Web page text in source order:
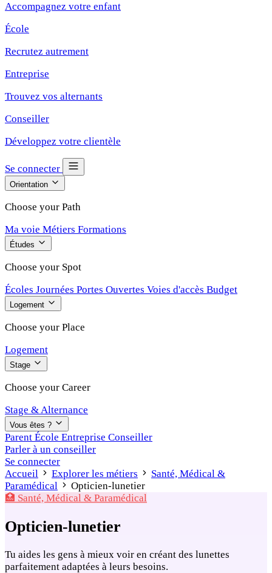
Accompagnez votre enfant
École
Recrutez autrement
Entreprise
Trouvez vos alternants
Conseiller
Développez votre clientèle
Se connecter
Orientation
Choose your Path
Ma voie Métiers Formations
Études
Choose your Spot
Écoles Journées Portes Ouvertes Voies d'accès Budget
Logement
Choose your Place
Logement
Stage
Choose your Career
Stage & Alternance
Vous êtes ?
Parent École Entreprise Conseiller
Parler à un conseiller
Se connecter
Accueil
Explorer les métiers
Santé, Médical &
Paramédical
Opticien-lunetier
🏥 Santé, Médical & Paramédical
Opticien-lunetier
Tu aides les gens à mieux voir en créant des lunettes
parfaitement adaptées à leurs besoins.